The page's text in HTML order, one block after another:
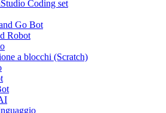
Coding set
Go Bot
Robot
a blocchi (Scratch)